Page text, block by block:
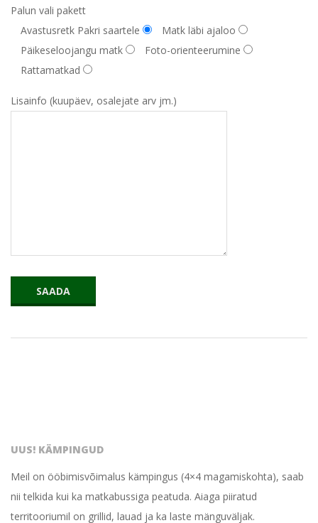
Palun vali pakett
Avastusretk Pakri saartele
Matk läbi ajaloo
Päikeseloojangu matk
Foto-orienteerumine
Rattamatkad
Lisainfo (kuupäev, osalejate arv jm.)
UUS! KÄMPINGUD
Meil on ööbimisvõimalus kämpingus (4×4 magamiskohta), saab
nii telkida kui ka matkabussiga peatuda. Aiaga piiratud
territooriumil on grillid, lauad ja ka laste mänguväljak.